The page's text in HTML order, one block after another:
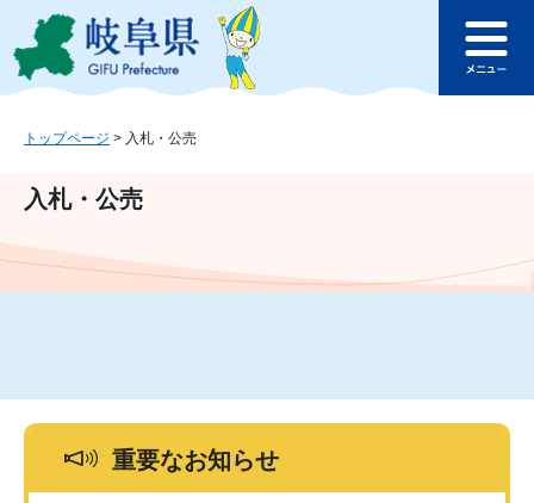
ジ
ュ
文
このページの本文へ
ュ
トップページ > 入札・公売
入札・公売
重要なお知らせ